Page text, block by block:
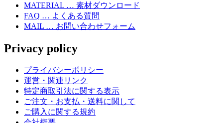
MATERIAL … 素材ダウンロード
FAQ … よくある質問
MAIL … お問い合わせフォーム
Privacy policy
プライバシーポリシー
運営・関連リンク
特定商取引法に関する表示
ご注文・お支払・送料に関して
ご購入に関する規約